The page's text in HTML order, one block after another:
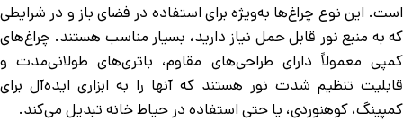
است. این نوع چراغ‌ها به‌ویژه برای استفاده در فضای باز و در شرایطی
که به منبع نور قابل حمل نیاز دارید، بسیار مناسب هستند. چراغ‌های
کمپی معمولاً دارای طراحی‌های مقاوم، باتری‌های طولانی‌مدت و
قابلیت تنظیم شدت نور هستند که آنها را به ابزاری ایده‌آل برای
کمپینگ، کوهنوردی، یا حتی استفاده در حیاط خانه تبدیل می‌کند.